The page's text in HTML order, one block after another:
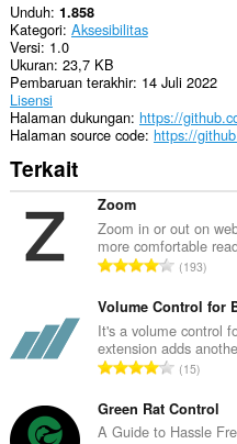
Unduh 1.858
Kategori Aksesibilitas
Versi 1.0
Ukuran 23,7 KB
Pembaruan terakhir 14 Juli 2022
Lisensi
Halaman dukungan https://
Halaman source code https://
Terkait
Zoom
Zoom in or out on
more comfortable
J
m
l
a
h
o
193
Volume Control for
It's a volume control
extension adds
J
m
l
15
Green Rat Control
A Guide to Hassle